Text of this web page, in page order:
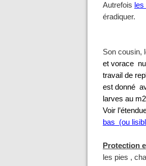
Autrefois
éradiquer.
Son cousin,
et vorace
travail de
est donné
larves au
Voir
bas (ou
Protection
les pies ,